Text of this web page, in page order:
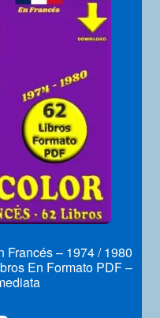
Francés – 1974 / 1980
En Formato PDF –